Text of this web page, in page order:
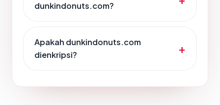
dunkindonuts.com?
Apakah dunkindonuts.com
dienkripsi?